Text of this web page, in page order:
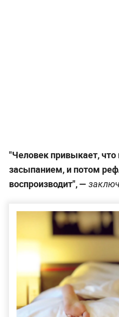
"Человек привыкает,
засыпанием, и потом
воспроизводит", —